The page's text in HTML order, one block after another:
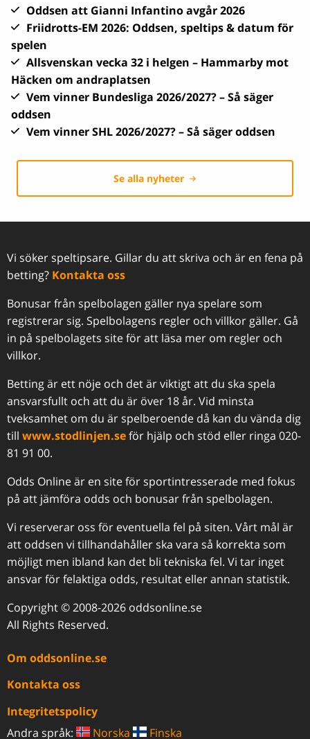
Oddsen att Gianni Infantino avgår 2026
Friidrotts-EM 2026: Oddsen, speltips & datum för
spelen
Allsvenskan vecka 32 i helgen – Hammarby mot
Häcken om andraplatsen
Vem vinner Bundesliga 2026/2027? – Så säger
oddsen
Vem vinner SHL 2026/2027? – Så säger oddsen
Se alla nyheter
Vi söker speltipsare. Gillar du att skriva och är en fena på
betting? Kontakta oss
Bonusar från spelbolagen gäller nya spelare som
registrerar sig. Spelbolagens regler och villkor gäller. Gå
in på spelbolagets site för att läsa mer om regler och
villkor.
Betting är ett nöje och det är viktigt att du ska spela
ansvarsfullt och att du är över 18 år. Vid minsta
tveksamhet om du är spelberoende då kan du vända dig
till www.stodlinjen.seför hjälp och stöd eller ringa 020-
81 91 00.
Odds Online är en site för sportintresserade med fokus
på att jämföra odds och bonusar från spelbolagen.
Vi reserverar oss för eventuella fel på siten. Vårt mål är
att oddsen vi tillhandahåller ska vara så korrekta som
möjligt men ibland kan det bli tekniska fel. Vi tar inget
ansvar för felaktiga odds, resultat eller annan statistik.
Copyright © 2008-2026 oddsonline.se
All Rights Reserved.
Om oddsonline.se
Kontakta oss
Integritetspolicy
Andra språk:
Norska Finska